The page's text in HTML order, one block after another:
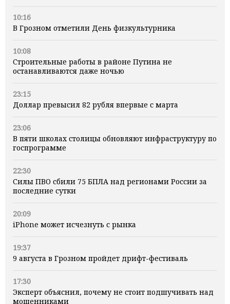
10:16
В Грозном отметили День физкультурника
10:08
Строительные работы в районе Путина не
останавливаются даже ночью
23:15
Доллар превысил 82 рубля впервые с марта
23:06
В пяти школах столицы обновляют инфраструктуру по
госпрограмме
22:30
Силы ПВО сбили 75 БПЛА над регионами России за
последние сутки
20:09
iPhone может исчезнуть с рынка
19:37
9 августа в Грозном пройдет дрифт-фестиваль
17:30
Эксперт объяснил, почему не стоит подшучивать над
мошенниками